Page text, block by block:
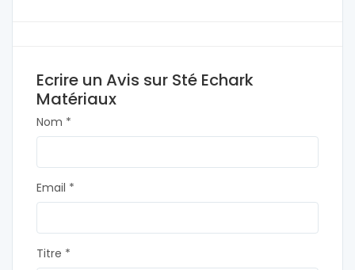
Ecrire un Avis sur Sté Echark
Matériaux
Nom *
Email *
Titre *